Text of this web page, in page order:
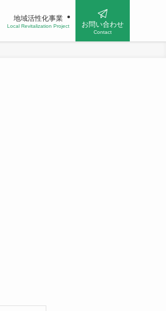
地域活性化事業
Local Revitalization Project お問い合わせ
Contact